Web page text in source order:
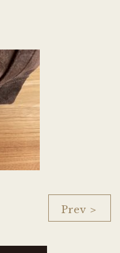
Prev ＞